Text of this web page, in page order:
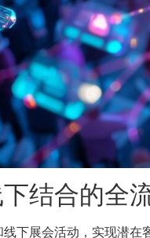
结合的全
下展会活动，实现潜在